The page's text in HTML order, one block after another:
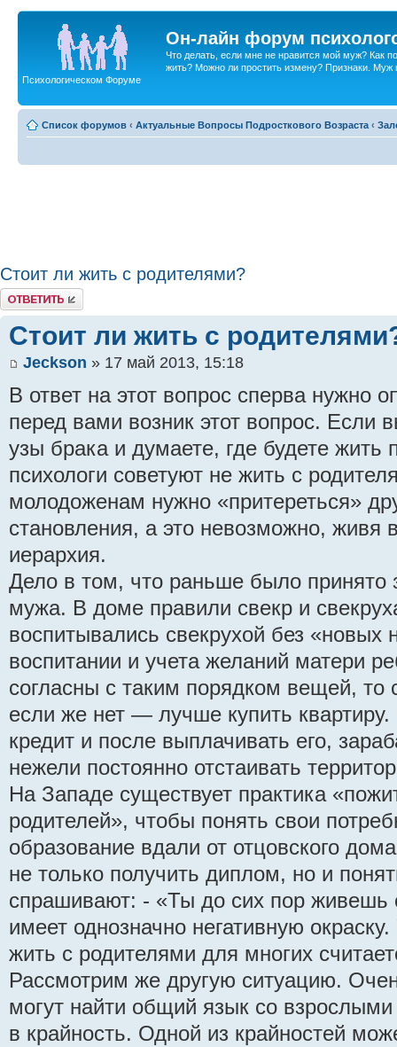
Он-лайн форум
Что делать, если мне не нравится мой муж? Как
жить? Можно ли простить измену? Признаки. Муж
Психологическом Форуме
Список форумов ‹ Актуальные Вопросы Подросткового Возраста ‹
Стоит ли жить с родителями?
Ответить
Стоит ли жить с
Jeckson » 17 май 2013, 15:18
В ответ на этот вопрос сперва нужно
перед вами возник этот вопрос. Если
узы брака и думаете, где будете жить
психологи советуют не жить с
молодоженам нужно «притереться»
становления, а это невозможно, живя
иерархия.
Дело в том, что раньше было принято
мужа. В доме правили свекр и
воспитывались свекрухой без «новых
воспитании и учета желаний матери
согласны с таким порядком вещей, то
если же нет — лучше купить
кредит и после выплачивать его,
нежели постоянно отстаивать
На Западе существует практика
родителей», чтобы понять свои
образование вдали от отцовского
не только получить диплом, но и
спрашивают: - «Ты до сих пор живешь
имеет однозначно негативную
жить с родителями для многих
Рассмотрим же другую ситуацию.
могут найти общий язык со
в крайность. Одной из крайностей